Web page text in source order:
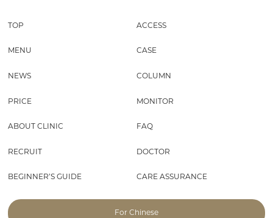
TOP ACCESS
MENU CASE
NEWS COLUMN
PRICE MONITOR
ABOUT CLINIC FAQ
RECRUIT DOCTOR
BEGINNER’S GUIDE CARE ASSURANCE
For Chinese